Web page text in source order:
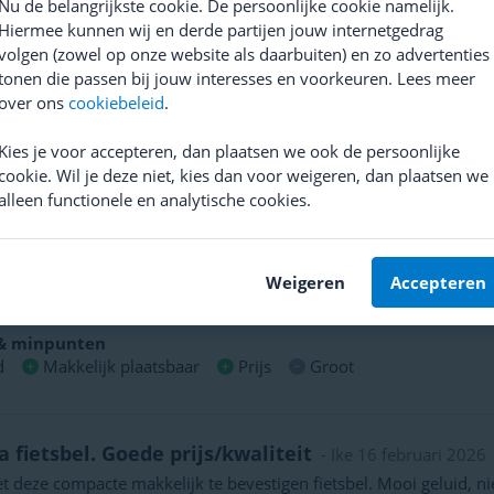
luide bel, ringetje kunnen moeilijk op te zetten
bel, heel goed te horen! Ik moest wel mijn bel vastmaken
omdat de omtrek van mijn stuur te groot was om hem
ringetje te klein. Hierbuiten geen minpunten!
minpunten
makkelijk te bevestigen
Luide bel Kleine rubberen
geluid.
- Richard 25 februari 2026
bel, dus goed hoorbaar!
minpunten
Makkelijk plaatsbaar Prijs Groot
fietsbel. Goede prijs/kwaliteit - Ike 16 februari 2026
deze compacte makkelijk te bevestigen fietsbel. Mooi geluid,
Nu de belangrijkste cookie. De persoonlijke cookie namelijk.
Hiermee kunnen wij en derde partijen jouw internetgedrag
(zowel op onze website als daarbuiten) en zo advertenties
die passen bij jouw interesses en voorkeuren. Lees meer
ons cookiebeleid.
Kies je voor accepteren, dan plaatsen we ook de persoonlijke
cookie. Wil je deze niet, kies dan voor weigeren, dan plaatsen we
functionele en analytische cookies.
Weigeren Accepteren